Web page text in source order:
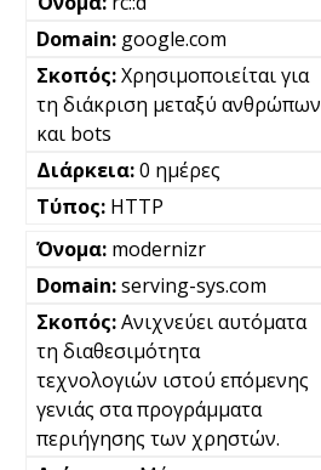
google.com
Χρησιμοποιείται για
τη διάκριση μεταξύ ανθρώπων
και bots
0 ημέρες
HTTP
modernizr
serving-sys.com
Ανιχνεύει αυτόματα
τη διαθεσιμότητα
τεχνολογιών ιστού επόμενης
γενιάς στα προγράμματα
περιήγησης των χρηστών.